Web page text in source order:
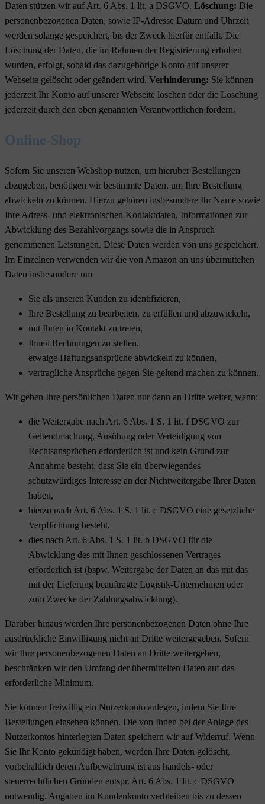
Daten stützen wir auf Art. 6 Abs. 1 lit. a DSGVO. Löschung: Die
personenbezogenen Daten, sowie IP-Adresse Datum und Uhrzeit
werden solange gespeichert, bis der Zweck hierfür entfällt. Die
Löschung der Daten, die im Rahmen der Registrierung erhoben
wurden, erfolgt, sobald das dazugehörige Konto auf unserer
Webseite gelöscht oder geändert wird. Verhinderung: Sie können
jederzeit Ihr Konto auf unserer Webseite löschen oder die Löschung
jederzeit durch den oben genannten Verantwortlichen fordern.
Online-Shop
Sofern Sie unseren Webshop nutzen, um hierüber Bestellungen
abzugeben, benötigen wir bestimmte Daten, um Ihre Bestellung
abwickeln zu können. Hierzu gehören insbesondere Ihr Name sowie
Ihre Adress- und elektronischen Kontaktdaten, Informationen zur
Abwicklung des Bezahlvorgangs sowie die in Anspruch
genommenen Leistungen. Diese Daten werden von uns gespeichert.
Im Einzelnen verwenden wir die von Amazon an uns übermittelten
Daten insbesondere um
Sie als unseren Kunden zu identifizieren,
Ihre Bestellung zu bearbeiten, zu erfüllen und abzuwickeln,
mit Ihnen in Kontakt zu treten,
Ihnen Rechnungen zu stellen,
etwaige Haftungsansprüche abwickeln zu können,
vertragliche Ansprüche gegen Sie geltend machen zu können.
Wir geben Ihre persönlichen Daten nur dann an Dritte weiter, wenn:
die Weitergabe nach Art. 6 Abs. 1 S. 1 lit. f DSGVO zur
Geltendmachung, Ausübung oder Verteidigung von
Rechtsansprüchen erforderlich ist und kein Grund zur
Annahme besteht, dass Sie ein überwiegendes
schutzwürdiges Interesse an der Nichtweitergabe Ihrer Daten
haben,
hierzu nach Art. 6 Abs. 1 S. 1 lit. c DSGVO eine gesetzliche
Verpflichtung besteht,
dies nach Art. 6 Abs. 1 S. 1 lit. b DSGVO für die
Abwicklung des mit Ihnen geschlossenen Vertrages
erforderlich ist (bspw. Weitergabe der Daten an das mit das
mit der Lieferung beauftragte Logistik-Unternehmen oder
zum Zwecke der Zahlungsabwicklung).
Darüber hinaus werden Ihre personenbezogenen Daten ohne Ihre
ausdrückliche Einwilligung nicht an Dritte weitergegeben. Sofern
wir Ihre personenbezogenen Daten an Dritte weitergeben,
beschränken wir den Umfang der übermittelten Daten auf das
erforderliche Minimum.
Sie können freiwillig ein Nutzerkonto anlegen, indem Sie Ihre
Bestellungen einsehen können. Die von Ihnen bei der Anlage des
Nutzerkontos hinterlegten Daten speichern wir auf Widerruf. Wenn
Sie Ihr Konto gekündigt haben, werden Ihre Daten gelöscht,
vorbehaltlich deren Aufbewahrung ist aus handels- oder
steuerrechtlichen Gründen entspr. Art. 6 Abs. 1 lit. c DSGVO
notwendig. Angaben im Kundenkonto verbleiben bis zu dessen